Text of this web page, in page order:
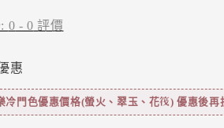
0 -0 評價
惠
冷門色優惠價格(螢火、翠玉、花筏) 優惠後再